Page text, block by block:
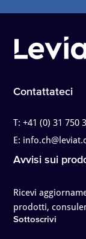
Contattateci
T:+41 (0) 31 750
E:
Avvisi sui
Ricevi
prodotti,
Sottoscrivi